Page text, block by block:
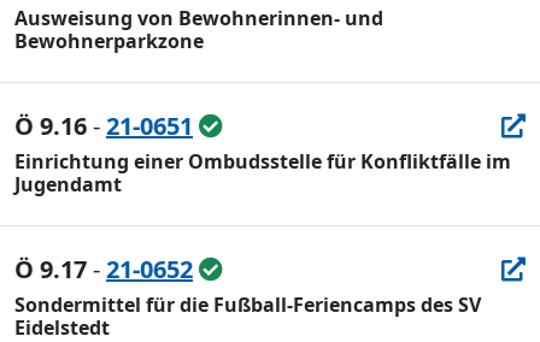
Ausweisung von Bewohnerinnen- und
Bewohnerparkzone
Ö 9.16-21-0651
Einrichtung einer Ombudsstelle für Konfliktfälle im
Jugendamt
Ö 9.17-21-0652
Sondermittel für die Fußball-Feriencamps des SV
Eidelstedt